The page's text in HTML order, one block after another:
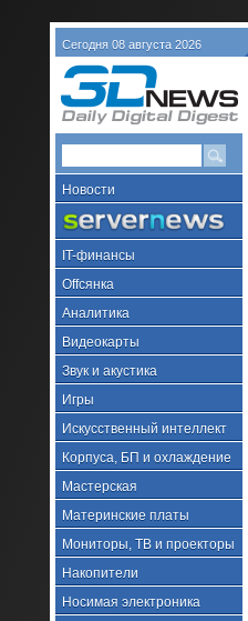
Сегодня 08 августа 2026
Новости
IT-финансы
Offсянка
Аналитика
Видеокарты
Звук и акустика
Игры
Искусственный интеллект
Корпуса, БП и охлаждение
Мастерская
Материнские платы
Мониторы, ТВ и проекторы
Накопители
Носимая электроника